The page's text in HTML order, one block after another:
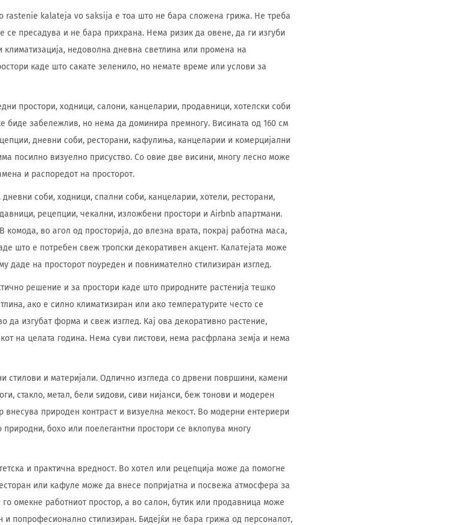
rastenie kalateja vo saksija е тоа што не бара сложена грижа. Не треба
се пресадува и не бара прихрана. Нема ризик да овене, да ги изгуби
недоволна дневна светлина или промена на
каде што сакате зеленило, но немате време или услови за
простори, ходници, салони, канцеларии, продавници, хотелски соби
биде забележлив, но нема да доминира премногу. Висината од 160 см
дневни соби, ресторани, кафулиња, канцеларии и комерцијални
посилно визуелно присуство. Со овие две висини, многу лесно може
и распоредот на просторот.
соби, ходници, спални соби, канцеларии, хотели, ресторани,
рецепции, чекални, изложбени простори и Airbnb апартмани.
комода, во агол од просторија, до влезна врата, покрај работна маса,
што е потребен свеж тропски декоративен акцент. Калатејата може
даде на просторот поуреден и повнимателно стилизиран изглед.
решение и за простори каде што природните растенија тешко
ако е силно климатизиран или ако температурите често се
да изгубат форма и свеж изглед. Кај ова декоративно растение,
на целата година. Нема суви листови, нема расфрлана земја и нема
стилови и материјали. Одлично изгледа со дрвени површини, камени
стакло, метал, бели ѕидови, сиви нијанси, беж тонови и модерен
внесува природен контраст и визуелна мекост. Во модерни ентериери
бохо или поелегантни простори се вклопува многу
и практична вредност. Во хотел или рецепција може да помогне
или кафуле може да внесе попријатна и посвежа атмосфера за
омекне работниот простор, а во салон, бутик или продавница може
и попрофесионално стилизиран. Бидејќи не бара грижа од персоналот,